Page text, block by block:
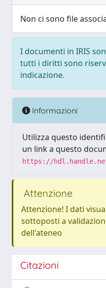
Non ci sono file
I documenti in IRIS
tutti i diritti sono
indicazione.
Informazioni
Utilizza questo
un link a questo
https://
Attenzione
Attenzione! I dati
sottoposti a
dell'ateneo
Citazioni